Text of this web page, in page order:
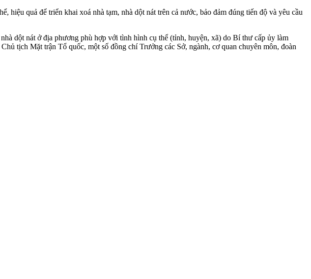
quả để triển khai xoá nhà tạm, nhà dột nát trên cả nước, bảo đảm đúng tiến độ và yêu cầu
dột nát ở địa phương phù hợp với tình hình cụ thể (tỉnh, huyện, xã) do Bí thư cấp ủy làm
tịch Mặt trận Tổ quốc, một số đồng chí Trưởng các Sở, ngành, cơ quan chuyên môn, đoàn